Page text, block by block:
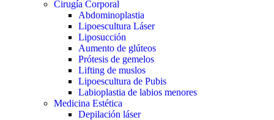
Cirugía Corporal
Abdominoplastia
Lipoescultura Láser
Liposucción
Aumento de glúteos
Prótesis de gemelos
Lifting de muslos
Lipoescultura de Pubis
Labioplastia de labios menores
Medicina Estética
Depilación láser